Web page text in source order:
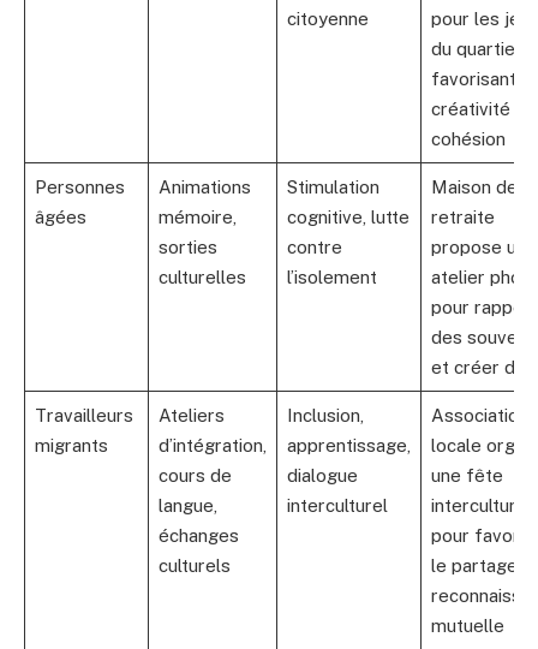
citoyenne
pour les
du quartier,
favorisant
créativité et
cohésion
Personnes
âgées
Animations
mémoire,
sorties
culturelles
Stimulation
cognitive, lutte
contre
l’isolement
Maison de
retraite
propose un
atelier photo
pour
des
et créer du
Travailleurs
migrants
Ateliers
d’intégration,
cours de
langue,
échanges
culturels
Inclusion,
apprentissage,
dialogue
interculturel
Association
locale
une fête
pour
le partage
mutuelle